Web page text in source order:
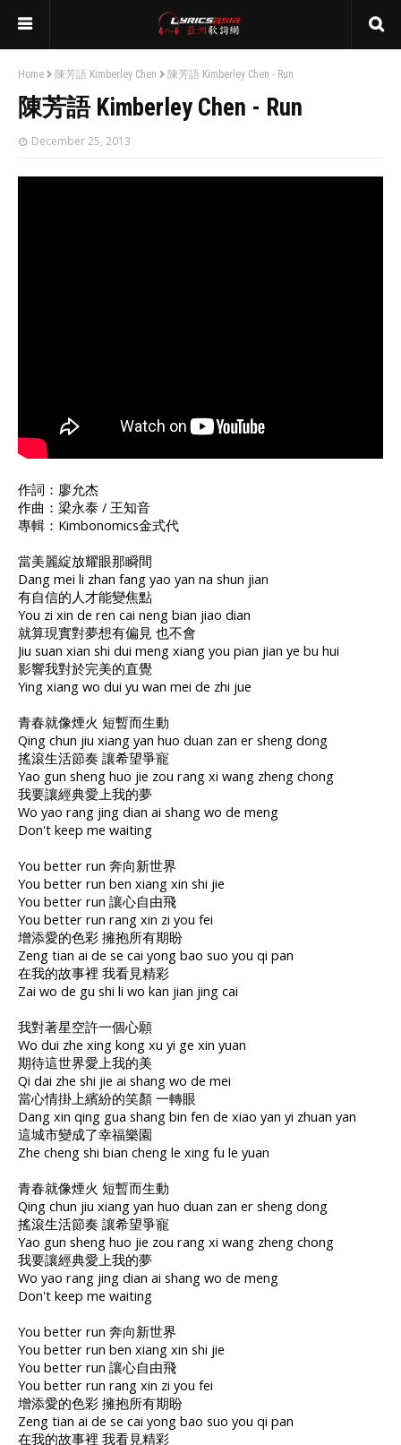
Home 陳芳語 Kimberley Chen 陳芳語 Kimberley Chen - Run
陳芳語 Kimberley Chen - Run
December 25, 2013
作詞：廖允杰
作曲：梁永泰 / 王知音
專輯：Kimbonomics金式代
當美麗綻放耀眼那瞬間
Dang mei li zhan fang yao yan na shun jian
有自信的人才能變焦點
You zi xin de ren cai neng bian jiao dian
就算現實對夢想有偏見 也不會
Jiu suan xian shi dui meng xiang you pian jian ye bu hui
影響我對於完美的直覺
Ying xiang wo dui yu wan mei de zhi jue
青春就像煙火 短暫而生動
Qing chun jiu xiang yan huo duan zan er sheng dong
搖滾生活節奏 讓希望爭寵
Yao gun sheng huo jie zou rang xi wang zheng chong
我要讓經典愛上我的夢
Wo yao rang jing dian ai shang wo de meng
Don't keep me waiting
You better run 奔向新世界
You better run ben xiang xin shi jie
You better run 讓心自由飛
You better run rang xin zi you fei
增添愛的色彩 擁抱所有期盼
Zeng tian ai de se cai yong bao suo you qi pan
在我的故事裡 我看見精彩
Zai wo de gu shi li wo kan jian jing cai
我對著星空許一個心願
Wo dui zhe xing kong xu yi ge xin yuan
期待這世界愛上我的美
Qi dai zhe shi jie ai shang wo de mei
當心情掛上繽紛的笑顏 一轉眼
Dang xin qing gua shang bin fen de xiao yan yi zhuan yan
這城市變成了幸福樂園
Zhe cheng shi bian cheng le xing fu le yuan
青春就像煙火 短暫而生動
Qing chun jiu xiang yan huo duan zan er sheng dong
搖滾生活節奏 讓希望爭寵
Yao gun sheng huo jie zou rang xi wang zheng chong
我要讓經典愛上我的夢
Wo yao rang jing dian ai shang wo de meng
Don't keep me waiting
You better run 奔向新世界
You better run ben xiang xin shi jie
You better run 讓心自由飛
You better run rang xin zi you fei
增添愛的色彩 擁抱所有期盼
Zeng tian ai de se cai yong bao suo you qi pan
在我的故事裡 我看見精彩